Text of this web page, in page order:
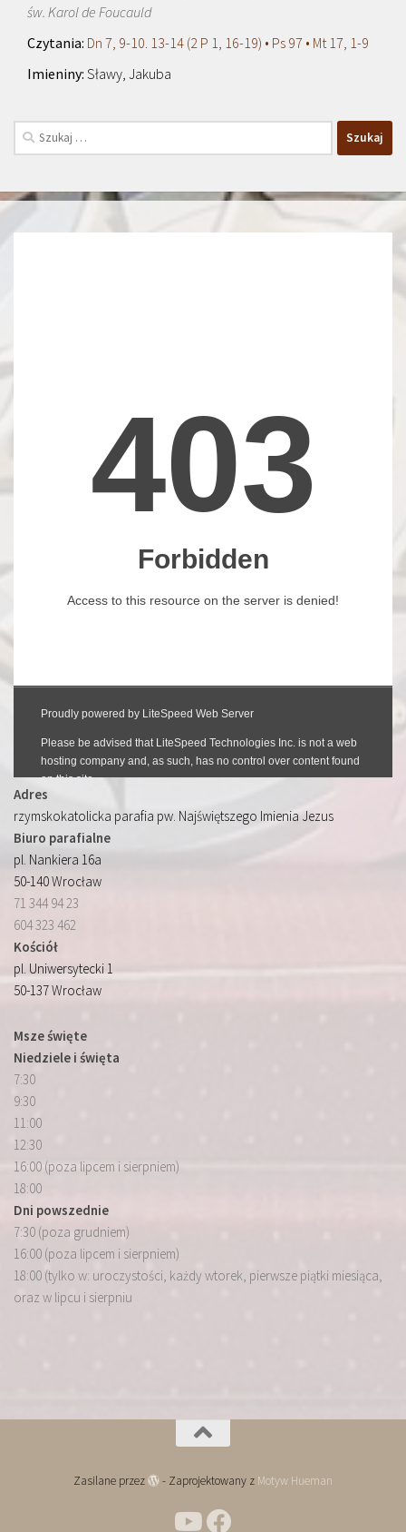
św. Karol de Foucauld
Dn 7, 9-10. 13-14 (2 P 1, 16-19) • Ps 97 • Mt 17, 1-9
Sławy, Jakuba
Szukaj:
Adres
rzymskokatolicka parafia pw. Najświętszego Imienia Jezus
Biuro parafialne
pl. Nankiera 16a
50-140 Wrocław
71 344 94 23
604 323 462
Kościół
pl. Uniwersytecki 1
50-137 Wrocław
Msze święte
Niedziele i święta
7:30
9:30
11:00
12:30
16:00 (poza lipcem i sierpniem)
18:00
Dni powszednie
7:30 (poza grudniem)
16:00 (poza lipcem i sierpniem)
18:00 (tylko w: uroczystości, każdy wtorek, pierwsze piątki miesiąca,
oraz w lipcu i sierpniu
Zasilane przez - Zaprojektowany z Motyw Hueman